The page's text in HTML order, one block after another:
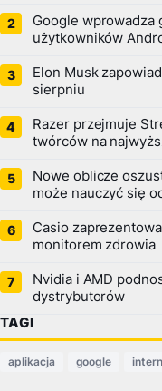
Google wprowadza
użytkowników
Elon Musk
sierpniu
Razer przejmuje
twórców na
Nowe oblicze
może nauczyć się
Casio
monitorem zdrowia
Nvidia i AMD
dystrybutorów
TAGI
aplikacja google